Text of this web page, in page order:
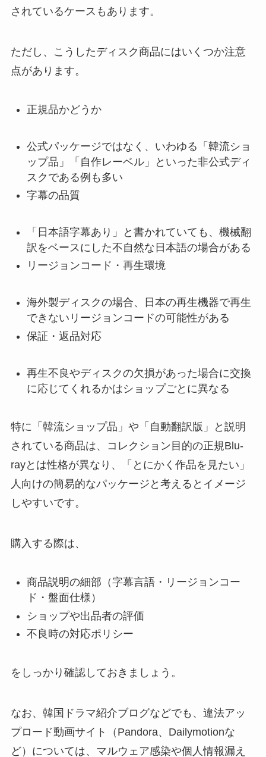
されているケースもあります。
ただし、こうしたディスク商品にはいくつか注意
点があります。
正規品かどうか
公式パッケージではなく、いわゆる「韓流ショ
ップ品」「自作レーベル」といった非公式ディ
スクである例も多い
字幕の品質
「日本語字幕あり」と書かれていても、機械翻
訳をベースにした不自然な日本語の場合がある
リージョンコード・再生環境
海外製ディスクの場合、日本の再生機器で再生
できないリージョンコードの可能性がある
保証・返品対応
再生不良やディスクの欠損があった場合に交換
に応じてくれるかはショップごとに異なる
特に「韓流ショップ品」や「自動翻訳版」と説明
されている商品は、コレクション目的の正規Blu-
rayとは性格が異なり、「とにかく作品を見たい」
人向けの簡易的なパッケージと考えるとイメージ
しやすいです。
購入する際は、
商品説明の細部（字幕言語・リージョンコー
ド・盤面仕様）
ショップや出品者の評価
不良時の対応ポリシー
をしっかり確認しておきましょう。
なお、韓国ドラマ紹介ブログなどでも、違法アッ
プロード動画サイト（Pandora、Dailymotionな
ど）については、マルウェア感染や個人情報漏え